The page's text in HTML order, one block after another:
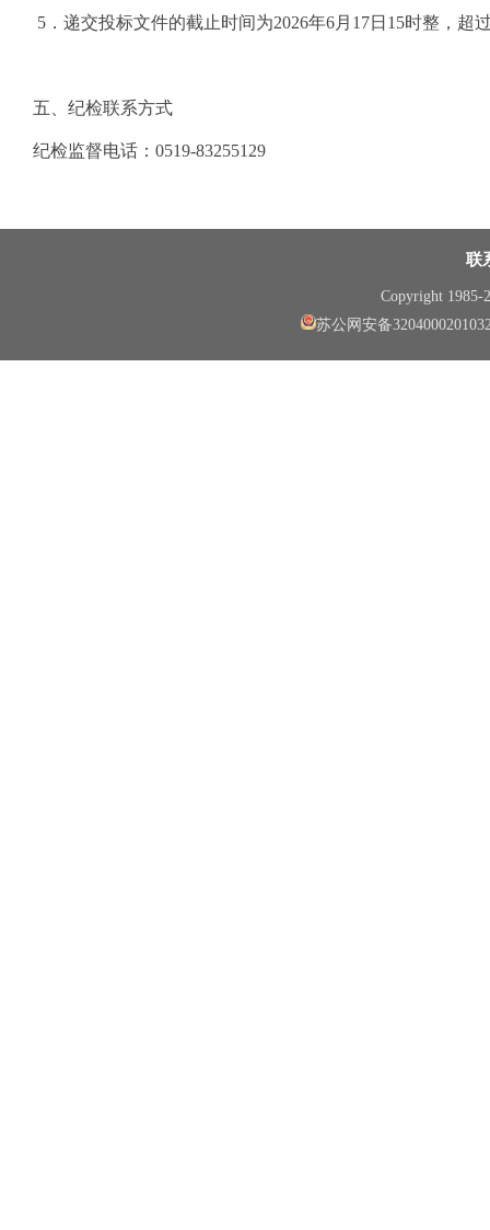
5．递交投标文件的截止时间为2026年6月 17日 1 5时整，超
五、纪检联系方式
纪检监督电话： 0519-83255129
联
Copyright 1985-
苏公网安备